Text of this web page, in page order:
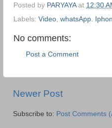
Posted by PARYAYA at 12:30
Labels: Video whatsApp.
No comments:
Post a Comment
Newer Post
Subscribe to: Post Comments